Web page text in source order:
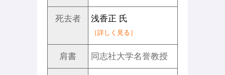
死去者 浅香正 氏
［詳しく見る］
肩書 同志社大学名誉教授